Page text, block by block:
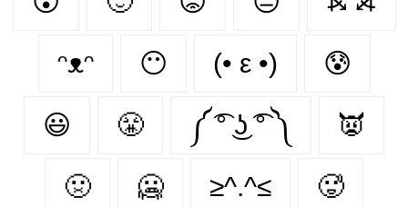
ᵔᴥᵔ 😶 (• ε •) 😰
😃 😤 ༼ ͡° ͜ʖ ͡° ༽ 👿
🤢 🥶 ≥^.^≤ 🥵